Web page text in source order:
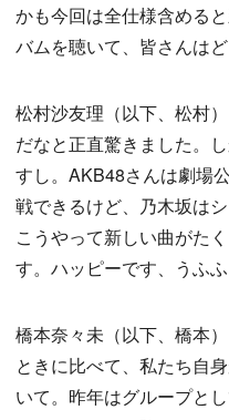
かも今回は全仕様含める
バムを聴いて、皆さんは
松村沙友理（以下、松村
だなと正直驚きました。
すし。AKB48さんは劇場
戦できるけど、乃木坂は
こうやって新しい曲がた
す。ハッピーです、うふふ
橋本奈々未（以下、橋本
ときに比べて、私たち自
いて。昨年はグループと